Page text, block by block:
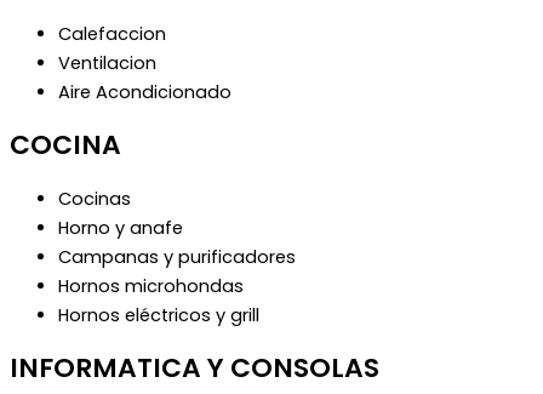
Calefaccion
Ventilacion
Aire Acondicionado
COCINA
Cocinas
Horno y anafe
Campanas y purificadores
Hornos microhondas
Hornos eléctricos y grill
INFORMATICA Y CONSOLAS